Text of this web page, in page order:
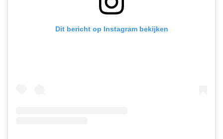
Dit bericht op Instagram bekijken